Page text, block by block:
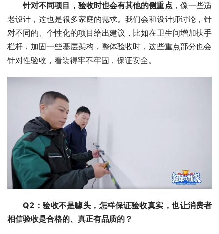
针对不同项目，验收时也会有其他的侧重点 ，像一些适
老设计，这也是很多家庭的需求。我们会和设计师讨论，针
对不同的、个性化的项目给出建议，比如在卫生间增加扶手
栏杆，加固一些基层架构，整体验收时，这些重点部分也会
针对性验收，看装得牢不牢固，保证安全。
Q2：验收不是噱头，怎样保证验收真实，也让消费者
相信验收是合格的、真正有品质的？